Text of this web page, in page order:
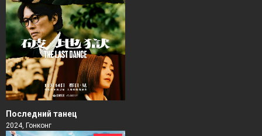
Последний танец
2024, Гонконг